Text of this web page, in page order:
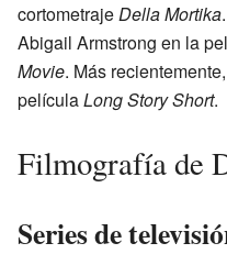
cortometrajeDella Mortika
Abigail Armstrong en la
Movie. Más
películaLong Story Short.
Filmografía de
Series de